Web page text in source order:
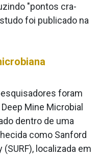
"pontos cra­
foi publicado na
foram
Mine Microbial
dentro de uma
como Sanford
localizada em